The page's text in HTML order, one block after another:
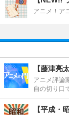
アニメ！ア
【藤津亮
アニメ評論
自の切り口
【平成・